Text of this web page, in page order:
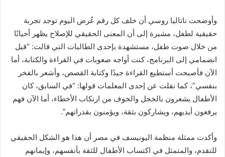
وأوضحت ناتاليا روسي أن خلف كل رقم عُرض اليوم توجد تجربة
حقيقية لطفل، مشيرة إلى أن المعنى الحقيقي للإصلاح يظهر أحيانًا
من خلال صوت طفل، مستشهدة بإحدى الطالبات التي قالت: “قبل
انضمامي إلى البرنامج، كنت أواجه صعوبات في القراءة والكتابة، أما
الآن فأصبحت أستطيع القراءة جيدًا وكتابة القصص، وأشعر بالفخر
بنفسي”، كما نقلت عن إحدى المعلمات قولها: “في السابق، كان
الأطفال يشعرون بالخجل والخوف من ارتكاب الأخطاء، أما الآن فهم
يرفعون أيديهم، ويشاركون بثقة، ويؤمنون بقدراتهم”.
وأكدت ممثلة منظمة اليونيسف في مصر أن هذا هو الشكل الحقيقي
للتقدم، والمتمثل في اكتساب الأطفال للثقة بأنفسهم، وإيمانهم